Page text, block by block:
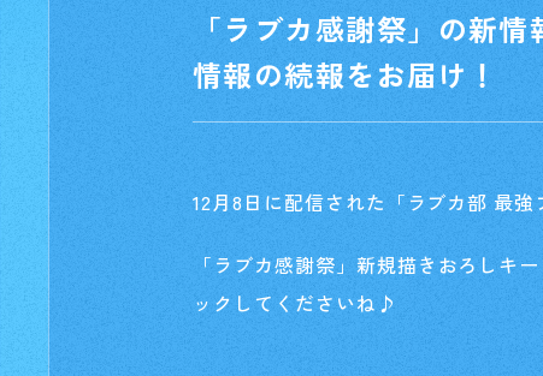
「ラブカ感謝祭」の新
情報の続報をお届け！
12月8日に配信された「ラブカ部 最
「ラブカ感謝祭」新規描きおろしキ
ックしてくださいね♪